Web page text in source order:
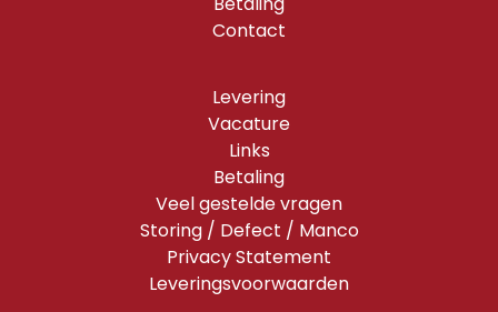
Contact
Levering
Vacature
Links
Betaling
Veel gestelde vragen
Storing / Defect / Manco
Privacy Statement
Leveringsvoorwaarden